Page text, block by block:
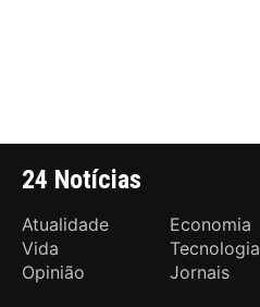
24 Notícias
Atualidade Economia
Vida
Tecnologia
Opinião
Jornais